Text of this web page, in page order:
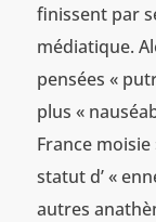
finissent par
médiatique.
pensées «
plus «
France
statut d’ «
autres